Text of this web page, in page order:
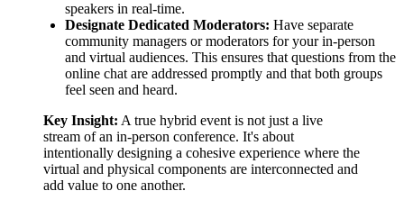
speakers in real-time.
Designate Dedicated Moderators: Have separate
community managers or moderators for your in-person
and virtual audiences. This ensures that questions from the
online chat are addressed promptly and that both groups
feel seen and heard.
Key Insight: A true hybrid event is not just a live
stream of an in-person conference. It's about
intentionally designing a cohesive experience where the
virtual and physical components are interconnected and
add value to one another.